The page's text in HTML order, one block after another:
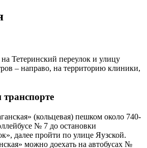
Тетеринский переулок и улицу
– направо, на территорию клиники,
(кольцевая) пешком около 740-
№ 7 до остановки
далее пройти по улице Яузской.
можно доехать на автобусах №